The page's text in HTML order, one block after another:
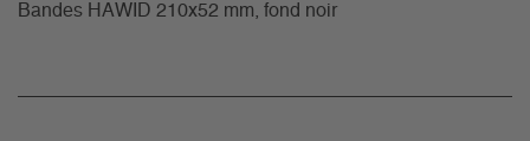
Bandes HAWID 210x52 mm, fond noir